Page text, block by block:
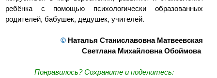
ребёнка с помощью психологически образованных
родителей, бабушек, дедушек, учителей.
© Наталья Станиславовна Матвеевская
Светлана Михайловна Обоймова
Понравилось? Сохраните и поделитесь: